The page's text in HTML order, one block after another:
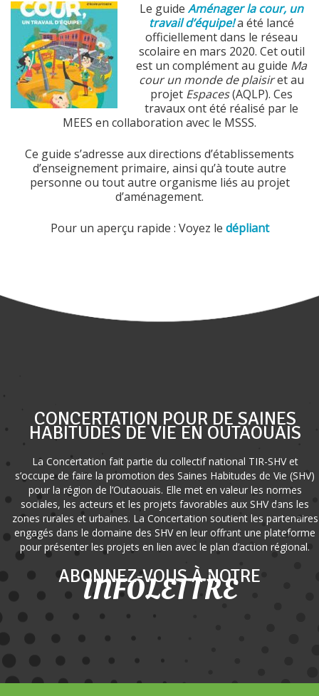
Le guide Aménager la cour, un
travail d’équipe!a été lancé
officiellement dans le réseau
scolaire en mars 2020. Cet outil
est un complément au guide Ma
cour un monde de plaisiret au
projet Espaces(AQLP). Ces
travaux ont été réalisé par le
MEES en collaboration avec le MSSS.
Ce guide s’adresse aux directions d’établissements
d’enseignement primaire, ainsi qu’à toute autre
personne ou tout autre organisme liés au projet
d’aménagement.
Pour un aperçu rapide : Voyez le dépliant
CONCERTATION POUR DE SAINES
HABITUDES DE VIE EN OUTAOUAIS
La Concertation fait partie du collectif national TIR-SHV et
s’occupe de faire la promotion des Saines Habitudes de Vie (SHV)
pour la région de l’Outaouais. Elle met en valeur les normes
sociales, les acteurs et les projets favorables aux SHV dans les
zones rurales et urbaines. La Concertation soutient les partenaires
engagés dans le domaine des SHV en leur offrant une plateforme
pour présenter les projets en lien avec le plan d’action régional.
ABONNEZ-VOUS À NOTRE
INFOLETTRE